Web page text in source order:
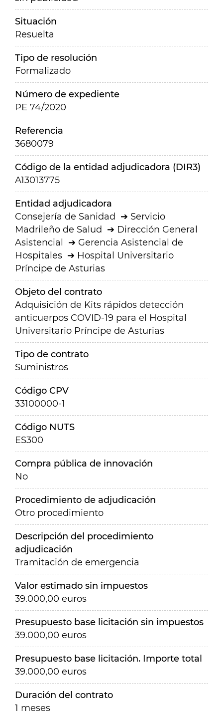
Situación
Resuelta
Tipo de resolución
Formalizado
Número de expediente
PE 74/2020
Referencia
3680079
Código de la entidad adjudicadora (DIR3)
A13013775
Entidad adjudicadora
Consejería de Sanidad
Servicio
Madrileño de Salud
Dirección General
Asistencial
Gerencia Asistencial de
Hospitales
Hospital Universitario
Príncipe de Asturias
Objeto del contrato
Adquisición de Kits rápidos detección
anticuerpos COVID-19 para el Hospital
Universitario Príncipe de Asturias
Tipo de contrato
Suministros
Código CPV
33100000-1
Código NUTS
ES300
Compra pública de innovación
No
Procedimiento de adjudicación
Otro procedimiento
Descripción del procedimiento
adjudicación
Tramitación de emergencia
Valor estimado sin impuestos
39.000,00 euros
Presupuesto base licitación sin impuestos
39.000,00 euros
Presupuesto base licitación. Importe total
39.000,00 euros
Duración del contrato
1 meses